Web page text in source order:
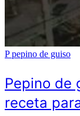
P pepino de guiso
Pepino de
receta